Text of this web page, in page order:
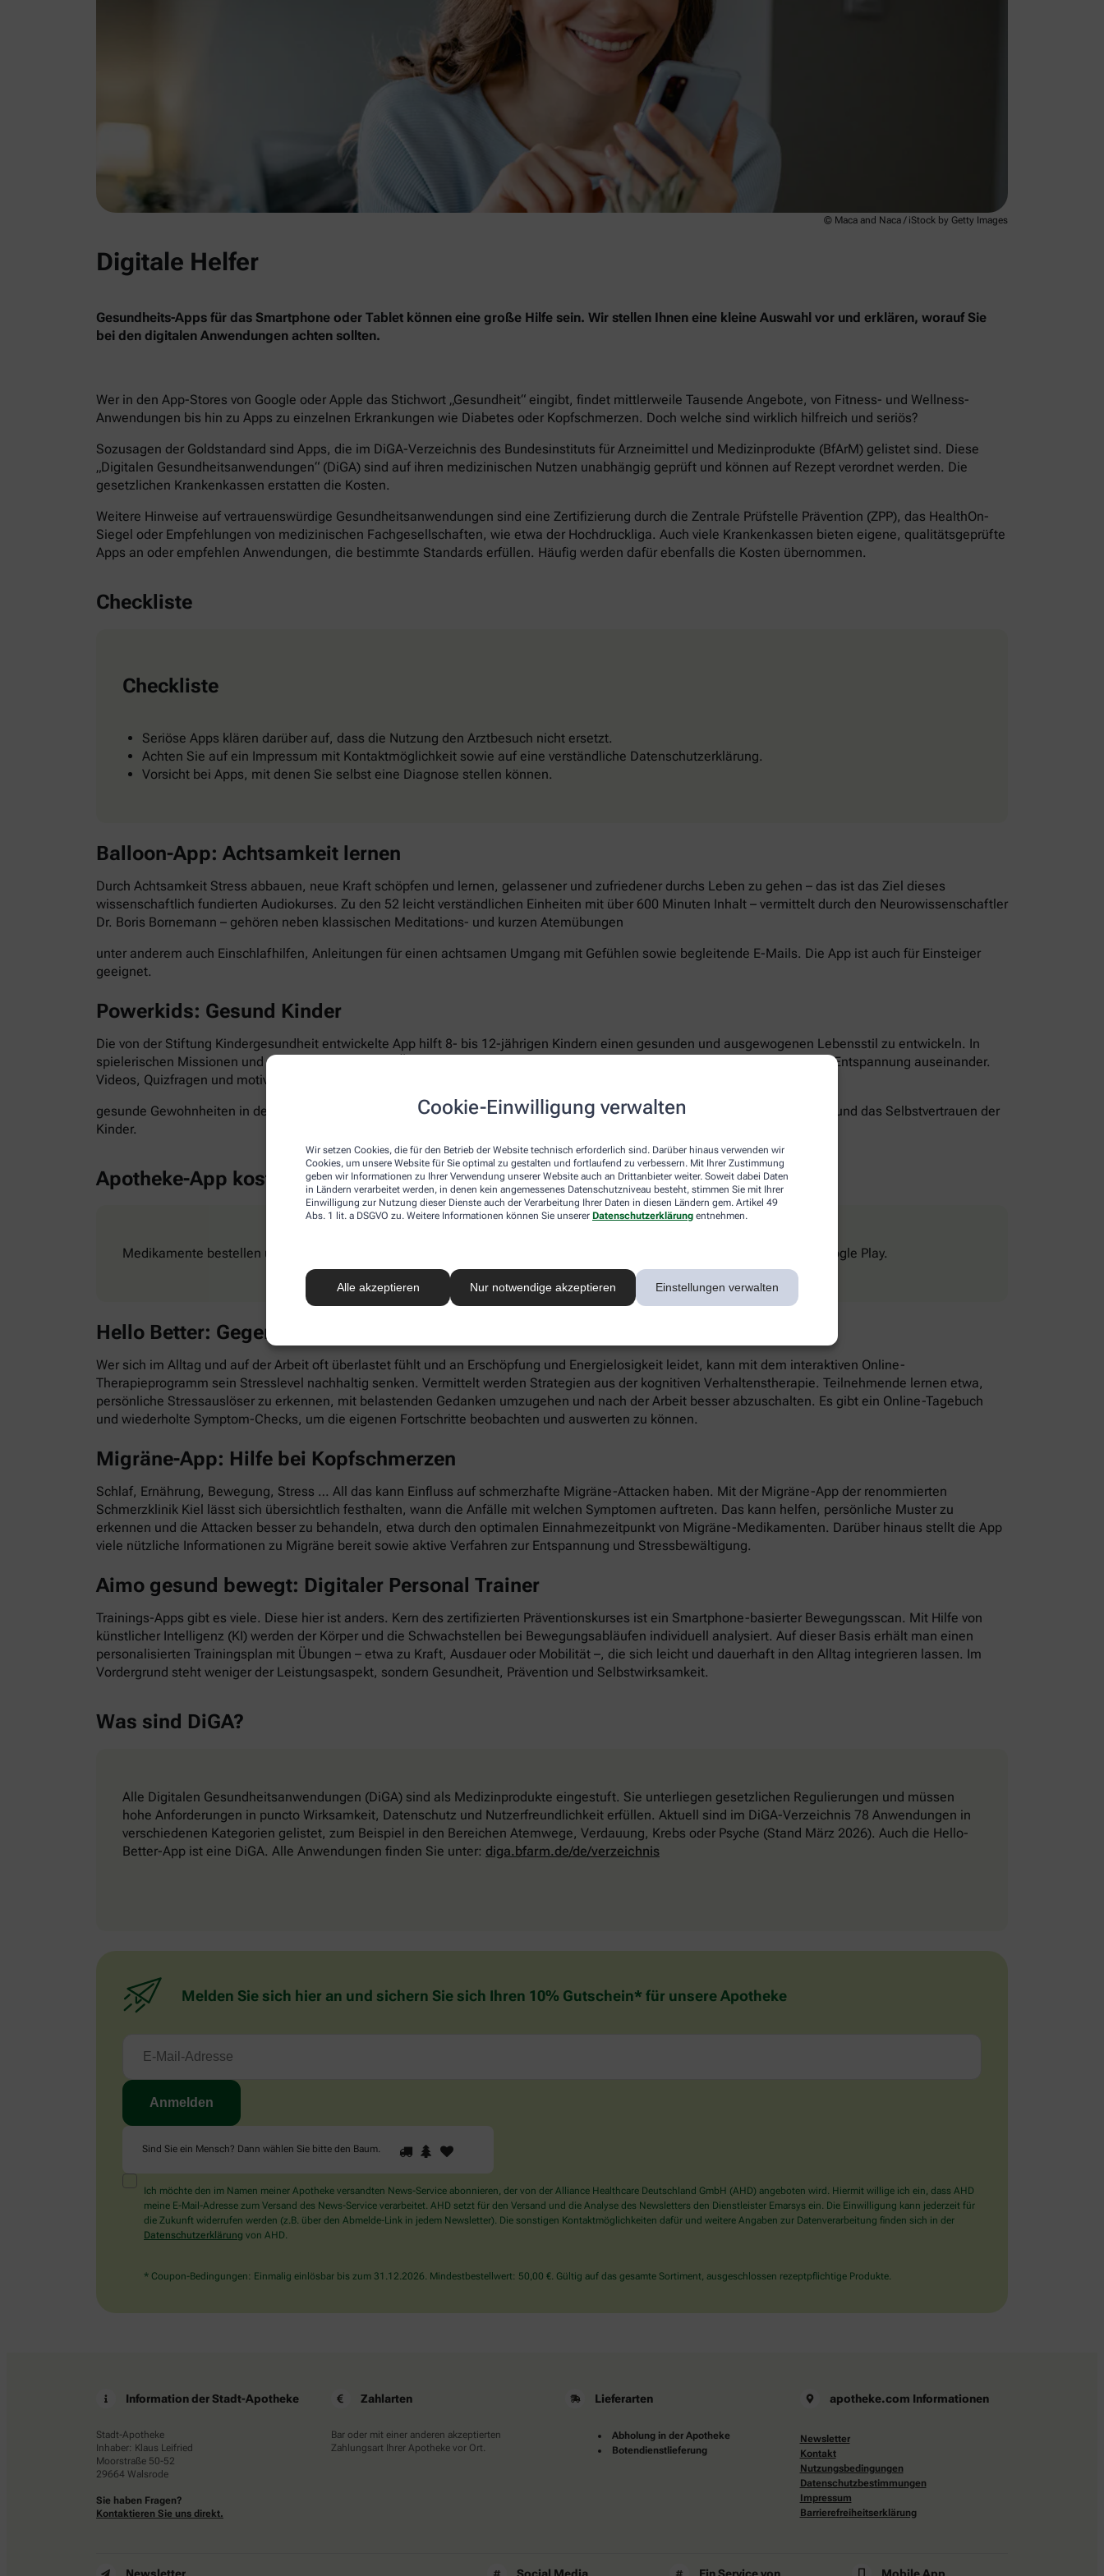
Cookie-Einwilligung verwalten
Wir setzen Cookies, die für den Betrieb der Website technisch erforderlich sind. Darüber hinaus verwenden wir
Cookies, um unsere Website für Sie optimal zu gestalten und fortlaufend zu verbessern. Mit Ihrer Zustimmung
geben wir Informationen zu Ihrer Verwendung unserer Website auch an Drittanbieter weiter. Soweit dabei Daten
in Ländern verarbeitet werden, in denen kein angemessenes Datenschutzniveau besteht, stimmen Sie mit Ihrer
Einwilligung zur Nutzung dieser Dienste auch der Verarbeitung Ihrer Daten in diesen Ländern gem. Artikel 49
Abs. 1 lit. a DSGVO zu. Weitere Informationen können Sie unserer Datenschutzerklärung entnehmen.
Alle akzeptieren Nur notwendige akzeptieren Einstellungen verwalten
© Maca and Naca / iStock by Getty Images
Digitale Helfer
Gesundheits-Apps für das Smartphone oder Tablet können eine große Hilfe sein. Wir stellen Ihnen eine kleine Auswahl vor und erklären, worauf Sie
bei den digitalen Anwendungen achten sollten.
Wer in den App-Stores von Google oder Apple das Stichwort „Gesundheit“ eingibt, findet mittlerweile Tausende Angebote, von Fitness- und Wellness-
Anwendungen bis hin zu Apps zu einzelnen Erkrankungen wie Diabetes oder Kopfschmerzen. Doch welche sind wirklich hilfreich und seriös?
Sozusagen der Goldstandard sind Apps, die im DiGA-Verzeichnis des Bundesinstituts für Arzneimittel und Medizinprodukte (BfArM) gelistet sind. Diese
„Digitalen Gesundheitsanwendungen“ (DiGA) sind auf ihren medizinischen Nutzen unabhängig geprüft und können auf Rezept verordnet werden. Die
gesetzlichen Krankenkassen erstatten die Kosten.
Weitere Hinweise auf vertrauenswürdige Gesundheitsanwendungen sind eine Zertifizierung durch die Zentrale Prüfstelle Prävention (ZPP), das HealthOn-
Siegel oder Empfehlungen von medizinischen Fachgesellschaften, wie etwa der Hochdruckliga. Auch viele Krankenkassen bieten eigene, qualitätsgeprüfte
Apps an oder empfehlen Anwendungen, die bestimmte Standards erfüllen. Häufig werden dafür ebenfalls die Kosten übernommen.
Checkliste
Checkliste
Seriöse Apps klären darüber auf, dass die Nutzung den Arztbesuch nicht ersetzt.
Achten Sie auf ein Impressum mit Kontaktmöglichkeit sowie auf eine verständliche Datenschutzerklärung.
Vorsicht bei Apps, mit denen Sie selbst eine Diagnose stellen können.
Balloon-App: Achtsamkeit lernen
Durch Achtsamkeit Stress abbauen, neue Kraft schöpfen und lernen, gelassener und zufriedener durchs Leben zu gehen – das ist das Ziel dieses
wissenschaftlich fundierten Audiokurses. Zu den 52 leicht verständlichen Einheiten mit über 600 Minuten Inhalt – vermittelt durch den Neurowissenschaftler
Dr. Boris Bornemann – gehören neben klassischen Meditations- und kurzen Atemübungen
unter anderem auch Einschlafhilfen, Anleitungen für einen achtsamen Umgang mit Gefühlen sowie begleitende E-Mails. Die App ist auch für Einsteiger
geeignet.
Powerkids: Gesund Kinder
Die von der Stiftung Kindergesundheit entwickelte App hilft 8- bis 12-jährigen Kindern einen gesunden und ausgewogenen Lebensstil zu entwickeln. In
spielerischen Missionen und abwechslungsreichen Übungen setzen sie sich aktiv mit den Themen Bewegung, Ernährung und Entspannung auseinander.
Videos, Quizfragen und motivierende Aufgaben laden dazu ein, Neues auszuprobieren und
gesunde Gewohnheiten in den Alltag zu integrieren. Gleichzeitig fördert die App die Selbstwahrnehmung, Eigenverantwortung und das Selbstvertrauen der
Kinder.
Apotheke-App kostenlos
Medikamente bestellen und Rezepte ganz einfach digital einlösen: Die apotheke.com-App gibt’s im App Store und bei Google Play.
Hello Better: Gegen Stress & Burnout
Wer sich im Alltag und auf der Arbeit oft überlastet fühlt und an Erschöpfung und Energielosigkeit leidet, kann mit dem interaktiven Online-
Therapieprogramm sein Stresslevel nachhaltig senken. Vermittelt werden Strategien aus der kognitiven Verhaltenstherapie. Teilnehmende lernen etwa,
persönliche Stressauslöser zu erkennen, mit belastenden Gedanken umzugehen und nach der Arbeit besser abzuschalten. Es gibt ein Online-Tagebuch
und wiederholte Symptom-Checks, um die eigenen Fortschritte beobachten und auswerten zu können.
Migräne-App: Hilfe bei Kopfschmerzen
Schlaf, Ernährung, Bewegung, Stress … All das kann Einfluss auf schmerzhafte Migräne-Attacken haben. Mit der Migräne-App der renommierten
Schmerzklinik Kiel lässt sich übersichtlich festhalten, wann die Anfälle mit welchen Symptomen auftreten. Das kann helfen, persönliche Muster zu
erkennen und die Attacken besser zu behandeln, etwa durch den optimalen Einnahmezeitpunkt von Migräne-Medikamenten. Darüber hinaus stellt die App
viele nützliche Informationen zu Migräne bereit sowie aktive Verfahren zur Entspannung und Stressbewältigung.
Aimo gesund bewegt: Digitaler Personal Trainer
Trainings-Apps gibt es viele. Diese hier ist anders. Kern des zertifizierten Präventionskurses ist ein Smartphone-basierter Bewegungsscan. Mit Hilfe von
künstlicher Intelligenz (KI) werden der Körper und die Schwachstellen bei Bewegungsabläufen individuell analysiert. Auf dieser Basis erhält man einen
personalisierten Trainingsplan mit Übungen – etwa zu Kraft, Ausdauer oder Mobilität –, die sich leicht und dauerhaft in den Alltag integrieren lassen. Im
Vordergrund steht weniger der Leistungsaspekt, sondern Gesundheit, Prävention und Selbstwirksamkeit.
Was sind DiGA?
Alle Digitalen Gesundheitsanwendungen (DiGA) sind als Medizinprodukte eingestuft. Sie unterliegen gesetzlichen Regulierungen und müssen
hohe Anforderungen in puncto Wirksamkeit, Datenschutz und Nutzerfreundlichkeit erfüllen. Aktuell sind im DiGA-Verzeichnis 78 Anwendungen in
verschiedenen Kategorien gelistet, zum Beispiel in den Bereichen Atemwege, Verdauung, Krebs oder Psyche (Stand März 2026). Auch die Hello-
Better-App ist eine DiGA. Alle Anwendungen finden Sie unter: diga.bfarm.de/de/verzeichnis
Melden Sie sich hier an und sichern Sie sich Ihren 10% Gutschein* für unsere Apotheke
Sind Sie ein Mensch? Dann wählen Sie bitte den Baum.
Sind
Sie
Mensch?
Dann
wählen
Baum.
1 2
Ich möchte den im Namen meiner Apotheke versandten News-Service abonnieren, der von der Alliance Healthcare Deutschland GmbH (AHD) angeboten wird. Hiermit willige ich ein, dass AHD
meine E-Mail-Adresse zum Versand des News-Service verarbeitet. AHD setzt für den Versand und die Analyse des Newsletters den Dienstleister Emarsys ein. Die Einwilligung kann jederzeit für
die Zukunft widerrufen werden (z.B. über den Abmelde-Link in jedem Newsletter). Die sonstigen Kontaktmöglichkeiten dafür und weitere Angaben zur Datenverarbeitung finden sich in der
Datenschutzerklärung von AHD.
* Coupon-Bedingungen: Einmalig einlösbar bis zum 31.12.2026. Mindestbestellwert: 50,00 €. Gültig auf das gesamte Sortiment, ausgeschlossen rezeptpflichtige Produkte.
Information der Stadt-Apotheke
Stadt-Apotheke
Inhaber: Klaus Leifried
Moorstraße 50-52
29664 Walsrode
Sie haben Fragen?
Kontaktieren Sie uns direkt.
Zahlarten
Bar oder mit einer anderen akzeptierten
Zahlungsart Ihrer Apotheke vor Ort.
Lieferarten
Abholung in der Apotheke
Botendienstlieferung
apotheke.com Informationen
Newsletter
Kontakt
Nutzungsbedingungen
Datenschutzbestimmungen
Impressum
Barrierefreiheitserklärung